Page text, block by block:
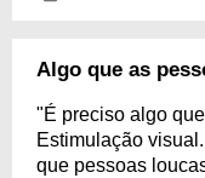
Algo que as
"É preciso algo
Estimulação
que pessoas